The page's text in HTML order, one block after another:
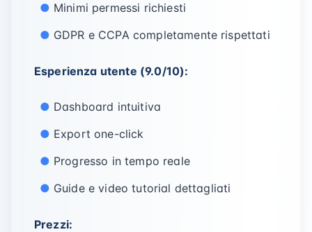
Minimi permessi richiesti
GDPR e CCPA completamente rispettati
Esperienza utente (9.0/10):
Dashboard intuitiva
Export one-click
Progresso in tempo reale
Guide e video tutorial dettagliati
Prezzi: